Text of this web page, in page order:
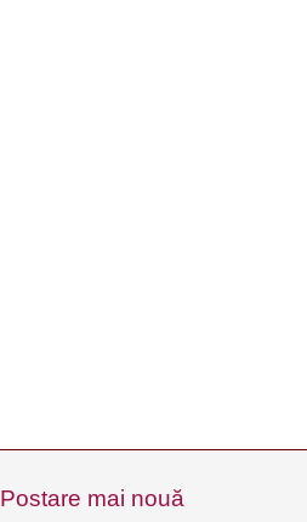
Postare mai nouă